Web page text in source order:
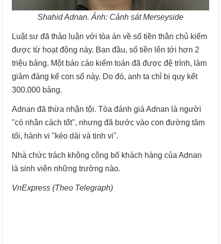
Shahid Adnan. Ảnh: Cảnh sát Merseyside
Luật sư đã thảo luận với tòa án về số tiền thân chủ kiếm
được từ hoạt động này. Ban đầu, số tiền lên tới hơn 2
triệu bảng. Một báo cáo kiểm toán đã được đệ trình, làm
giảm đáng kể con số này. Do đó, anh ta chỉ bị quy kết
300.000 bảng.
Adnan đã thừa nhận tội. Tòa đánh giá Adnan là người
"có nhân cách tốt", nhưng đã bước vào con đường tăm
tối, hành vi "kéo dài và tinh vi".
Nhà chức trách không công bố khách hàng của Adnan
là sinh viên những trường nào.
VnExpress (Theo Telegraph)